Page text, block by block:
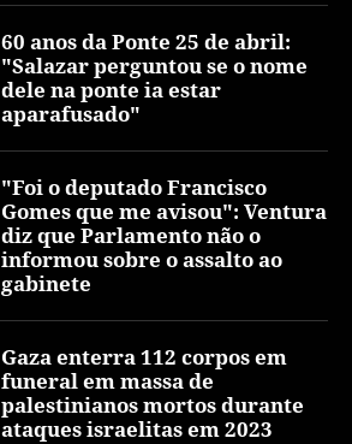
60 anos da Ponte 25 de abril:
"Salazar perguntou se o nome
dele na ponte ia estar
aparafusado"
"Foi o deputado Francisco
Gomes que me avisou": Ventura
diz que Parlamento não o
informou sobre o assalto ao
gabinete
Gaza enterra 112 corpos em
funeral em massa de
palestinianos mortos durante
ataques israelitas em 2023